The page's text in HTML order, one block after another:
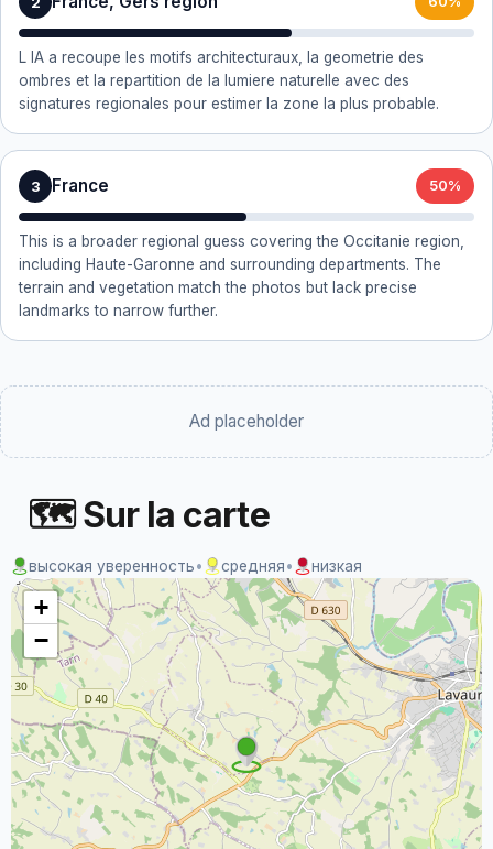
L IA a recoupe les motifs architecturaux, la geometrie des
ombres et la repartition de la lumiere naturelle avec des
signatures regionales pour estimer la zone la plus probable.
3 France 50%
This is a broader regional guess covering the Occitanie region,
including Haute-Garonne and surrounding departments. The
terrain and vegetation match the photos but lack precise
landmarks to narrow further.
Ad placeholder
🗺 Sur la carte
высокая уверенность• средняя• низкая
+
−